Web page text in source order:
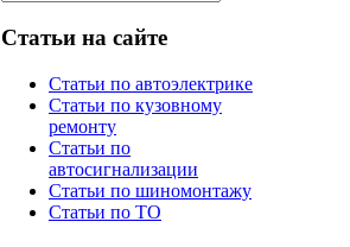
Статьи на сайте
Статьи по автоэлектрике
Статьи по кузовному
ремонту
Статьи по
автосигнализации
Статьи по шиномонтажу
Статьи по ТО